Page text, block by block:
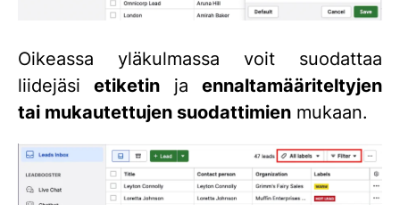
Oikeassa yläkulmassa voit suodattaa
liidejäsietiketin jaennaltamääriteltyjen
tai mukautettujen suodattimien mukaan.